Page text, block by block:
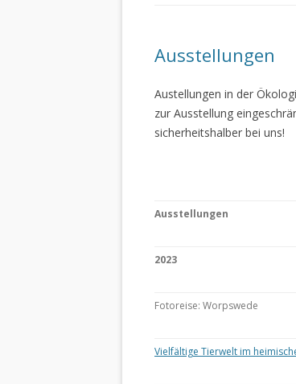
Ausstellungen
Austellungen in der
zur Ausstellung
sicherheitshalber bei uns!
Ausstellungen
2023
Fotoreise: Worpswede
Vielfältige Tierwelt im